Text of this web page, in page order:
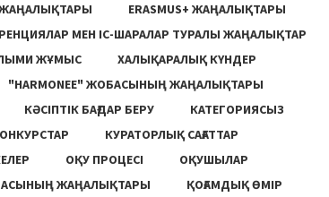
ЖАҢАЛЫҚТАРЫ
ERASMUS+ ЖАҢАЛЫҚТАРЫ
МЕН ІС-ШАРАЛАР ТУРАЛЫ ЖАҢАЛЫҚТАР
ЖҰМЫС
ХАЛЫҚАРАЛЫҚ КҮНДЕР
"HARMONEE" ЖОБАСЫНЫҢ ЖАҢАЛЫҚТАРЫ
КӘСІПТІК БАҒДАР БЕРУ
КАТЕГОРИЯСЫЗ
КУРАТОРЛЫҚ САҒАТТАР
ОҚУ ПРОЦЕСІ
ОҚУШЫЛАР
ЖАҢАЛЫҚТАРЫ
ҚОҒАМДЫҚ ӨМІР